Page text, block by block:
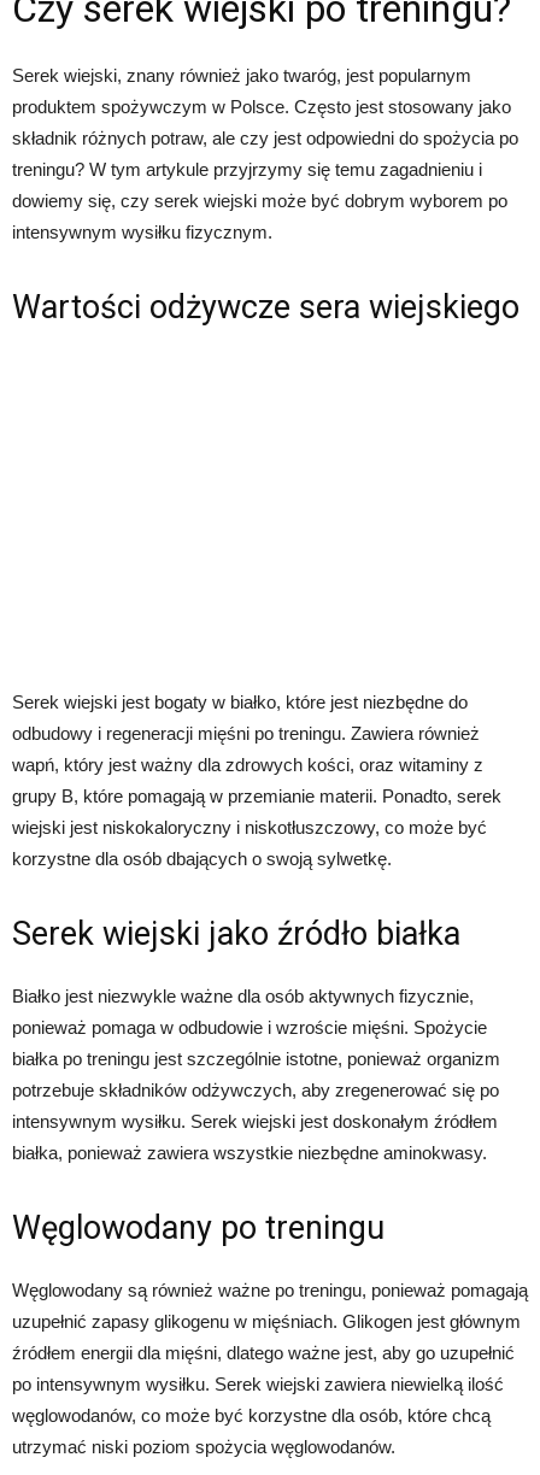
Serek wiejski, znany również jako twaróg, jest popularnym
produktem spożywczym w Polsce. Często jest stosowany jako
składnik różnych potraw, ale czy jest odpowiedni do spożycia po
treningu? W tym artykule przyjrzymy się temu zagadnieniu i
dowiemy się, czy serek wiejski może być dobrym wyborem po
intensywnym wysiłku fizycznym.
Wartości odżywcze sera wiejskiego
Serek wiejski jest bogaty w białko, które jest niezbędne do
odbudowy i regeneracji mięśni po treningu. Zawiera również
wapń, który jest ważny dla zdrowych kości, oraz witaminy z
grupy B, które pomagają w przemianie materii. Ponadto, serek
wiejski jest niskokaloryczny i niskotłuszczowy, co może być
korzystne dla osób dbających o swoją sylwetkę.
Serek wiejski jako źródło białka
Białko jest niezwykle ważne dla osób aktywnych fizycznie,
ponieważ pomaga w odbudowie i wzroście mięśni. Spożycie
białka po treningu jest szczególnie istotne, ponieważ organizm
potrzebuje składników odżywczych, aby zregenerować się po
intensywnym wysiłku. Serek wiejski jest doskonałym źródłem
białka, ponieważ zawiera wszystkie niezbędne aminokwasy.
Węglowodany po treningu
Węglowodany są również ważne po treningu, ponieważ pomagają
uzupełnić zapasy glikogenu w mięśniach. Glikogen jest głównym
źródłem energii dla mięśni, dlatego ważne jest, aby go uzupełnić
po intensywnym wysiłku. Serek wiejski zawiera niewielką ilość
węglowodanów, co może być korzystne dla osób, które chcą
utrzymać niski poziom spożycia węglowodanów.